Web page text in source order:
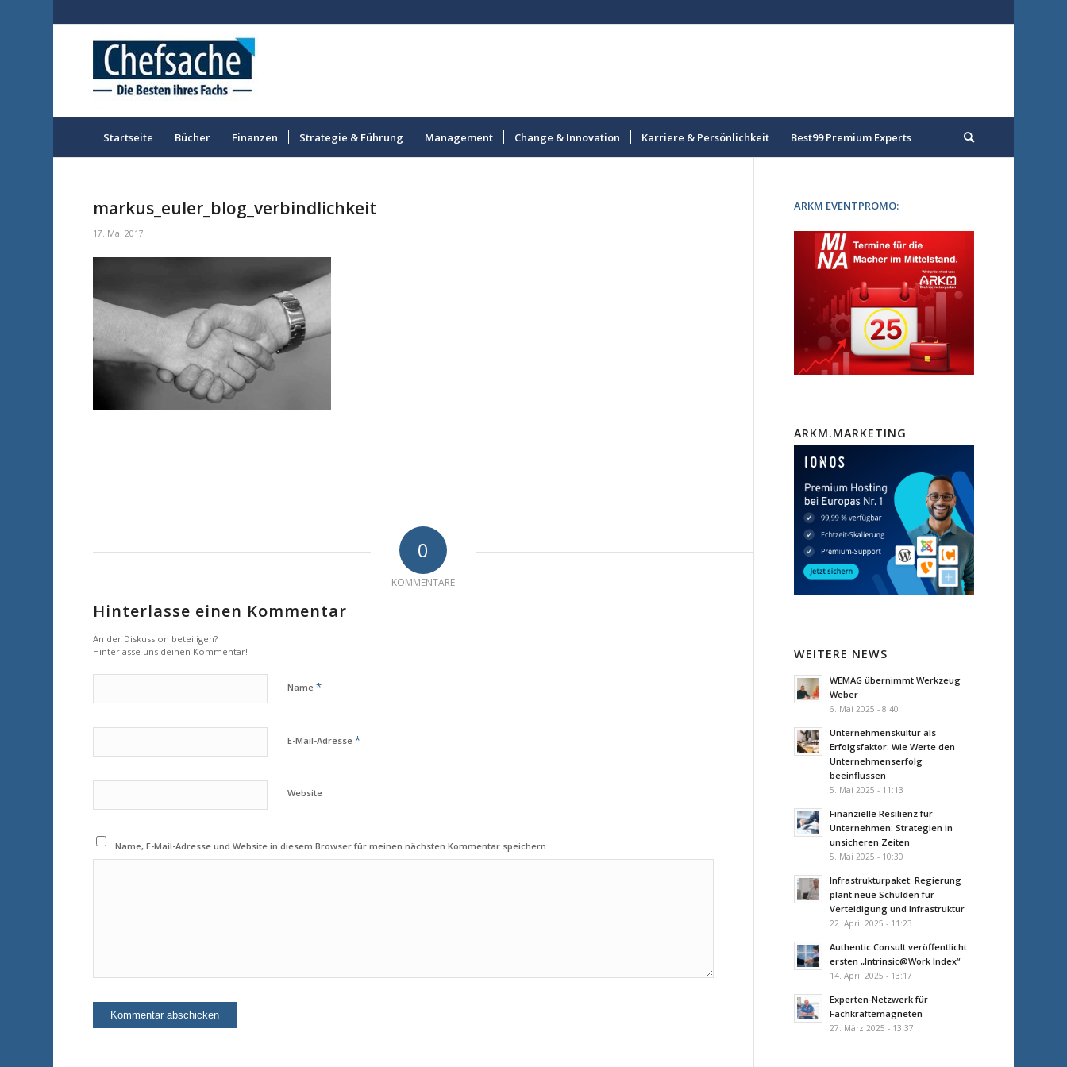
Startseite Bücher Finanzen Strategie & Führung Management Change & Innovation Karriere & Persönlichkeit Best99 Premium Experts
markus_euler_blog_verbindlichkeit
17. Mai 2017
0
KOMMENTARE
Hinterlasse einen Kommentar
An der Diskussion beteiligen?
Hinterlasse uns deinen Kommentar!
Name*
E-Mail-Adresse*
Website
Name, E-Mail-Adresse und Website in diesem Browser für meinen nächsten Kommentar speichern.
ARKM EVENTPROMO:
ARKM.MARKETING
WEITERE NEWS
WEMAG übernimmt Werkzeug
Weber
6. Mai 2025 - 8:40
Unternehmenskultur als
Erfolgsfaktor: Wie Werte den
Unternehmenserfolg
beeinflussen
5. Mai 2025 - 11:13
Finanzielle Resilienz für
Unternehmen: Strategien in
unsicheren Zeiten
5. Mai 2025 - 10:30
Infrastrukturpaket: Regierung
plant neue Schulden für
Verteidigung und Infrastruktur
22. April 2025 - 11:23
Authentic Consult veröffentlicht
ersten „Intrinsic@Work Index“
14. April 2025 - 13:17
Experten-Netzwerk für
Fachkräftemagneten
27. März 2025 - 13:37